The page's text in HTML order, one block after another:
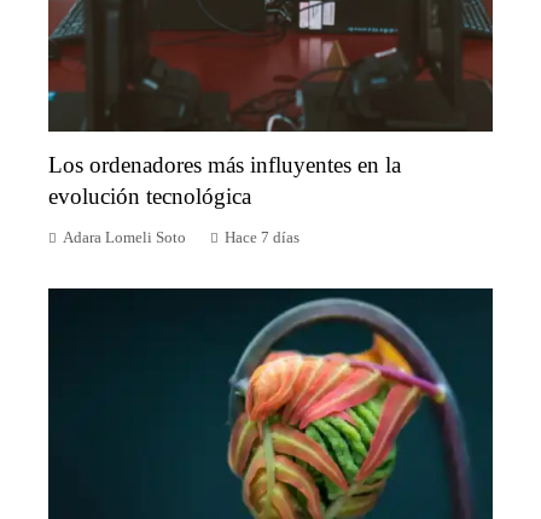
Los ordenadores más influyentes en la
evolución tecnológica
Adara Lomeli Soto Hace 7 días